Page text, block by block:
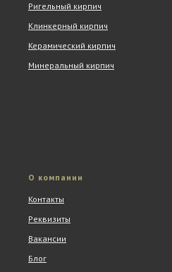
Ригельный кирпич
Клинкерный кирпич
Керамический кирпич
Минеральный кирпич
О компании
Контакты
Реквизиты
Вакансии
Блог